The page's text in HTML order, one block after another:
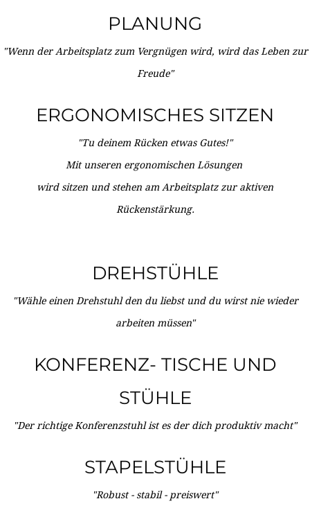
PLANUNG
"Wenn der Arbeitsplatz zum Vergnügen wird, wird das Leben zur
Freude"
ERGONOMISCHES SITZEN
"Tu deinem Rücken etwas Gutes!"
Mit unseren ergonomischen Lösungen
wird sitzen und stehen am Arbeitsplatz zur aktiven
Rückenstärkung.
DREHSTÜHLE
"Wähle einen Drehstuhl den du liebst und du wirst nie wieder
arbeiten müssen"
KONFERENZ- TISCHE UND
STÜHLE
"Der richtige Konferenzstuhl ist es der dich produktiv macht"
STAPELSTÜHLE
"Robust - stabil - preiswert"